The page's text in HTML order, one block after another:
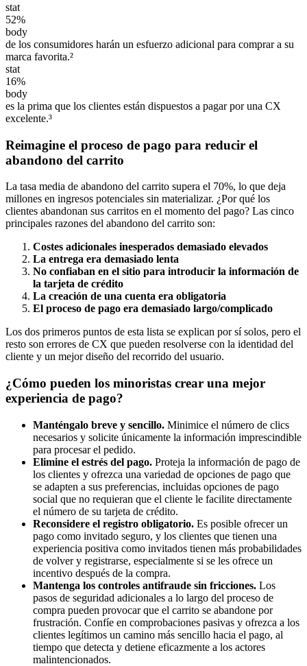
stat
52%
body
de los consumidores harán un esfuerzo adicional para comprar a su
marca favorita.²
stat
16%
body
es la prima que los clientes están dispuestos a pagar por una CX
excelente.³
Reimagine el proceso de pago para reducir el
abandono del carrito
La tasa media de abandono del carrito supera el 70%, lo que deja
millones en ingresos potenciales sin materializar. ¿Por qué los
clientes abandonan sus carritos en el momento del pago? Las cinco
principales razones del abandono del carrito son:
Costes adicionales inesperados demasiado elevados
La entrega era demasiado lenta
No confiaban en el sitio para introducir la información de
la tarjeta de crédito
La creación de una cuenta era obligatoria
El proceso de pago era demasiado largo/complicado
Los dos primeros puntos de esta lista se explican por sí solos, pero el
resto son errores de CX que pueden resolverse con la identidad del
cliente y un mejor diseño del recorrido del usuario.
¿Cómo pueden los minoristas crear una mejor
experiencia de pago?
Manténgalo breve y sencillo. Minimice el número de clics
necesarios y solicite únicamente la información imprescindible
para procesar el pedido.
Elimine el estrés del pago. Proteja la información de pago de
los clientes y ofrezca una variedad de opciones de pago que
se adapten a sus preferencias, incluidas opciones de pago
social que no requieran que el cliente le facilite directamente
el número de su tarjeta de crédito.
Reconsidere el registro obligatorio. Es posible ofrecer un
pago como invitado seguro, y los clientes que tienen una
experiencia positiva como invitados tienen más probabilidades
de volver y registrarse, especialmente si se les ofrece un
incentivo después de la compra.
Mantenga los controles antifraude sin fricciones. Los
pasos de seguridad adicionales a lo largo del proceso de
compra pueden provocar que el carrito se abandone por
frustración. Confíe en comprobaciones pasivas y ofrezca a los
clientes legítimos un camino más sencillo hacia el pago, al
tiempo que detecta y detiene eficazmente a los actores
malintencionados.